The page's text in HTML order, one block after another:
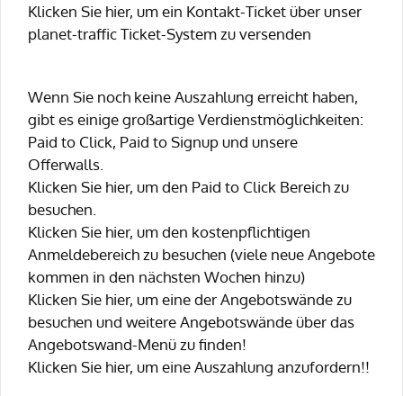
Klicken Sie hier, um ein Kontakt-Ticket über unser
planet-traffic Ticket-System zu versenden
Wenn Sie noch keine Auszahlung erreicht haben,
gibt es einige großartige Verdienstmöglichkeiten:
Paid to Click, Paid to Signup und unsere
Offerwalls.
Klicken Sie hier, um den Paid to Click Bereich zu
besuchen.
Klicken Sie hier, um den kostenpflichtigen
Anmeldebereich zu besuchen (viele neue Angebote
kommen in den nächsten Wochen hinzu)
Klicken Sie hier, um eine der Angebotswände zu
besuchen und weitere Angebotswände über das
Angebotswand-Menü zu finden!
Klicken Sie hier, um eine Auszahlung anzufordern!!